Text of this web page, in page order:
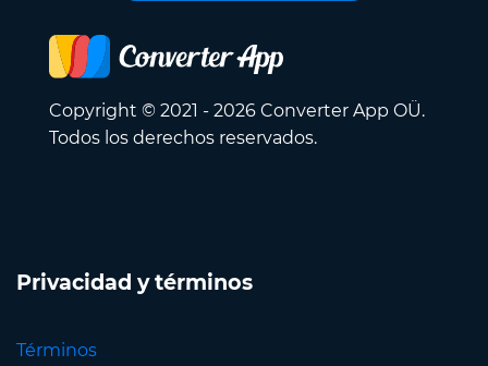
Copyright © 2021 - 2026 Converter App OÜ.
Todos los derechos reservados.
Privacidad y términos
Términos